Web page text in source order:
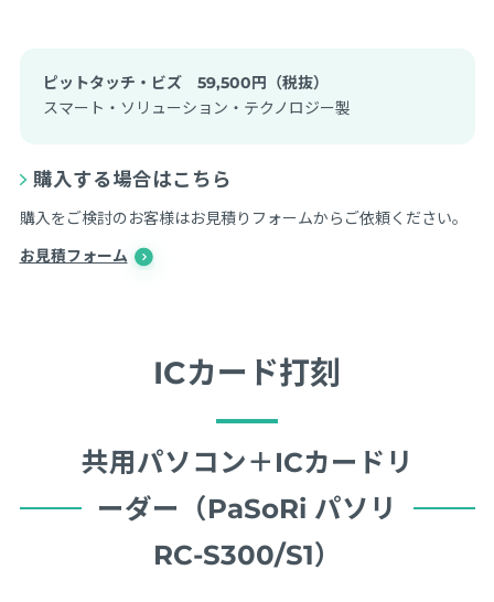
ピットタッチ・ビズ 59,500円（税抜）
スマート・ソリューション・テクノロジー製
購入する場合はこちら
購入をご検討のお客様はお見積りフォームからご依頼ください。
お見積フォーム
ICカード打刻
共用パソコン＋ICカードリ
ーダー（PaSoRi パソリ
RC-S300/S1）